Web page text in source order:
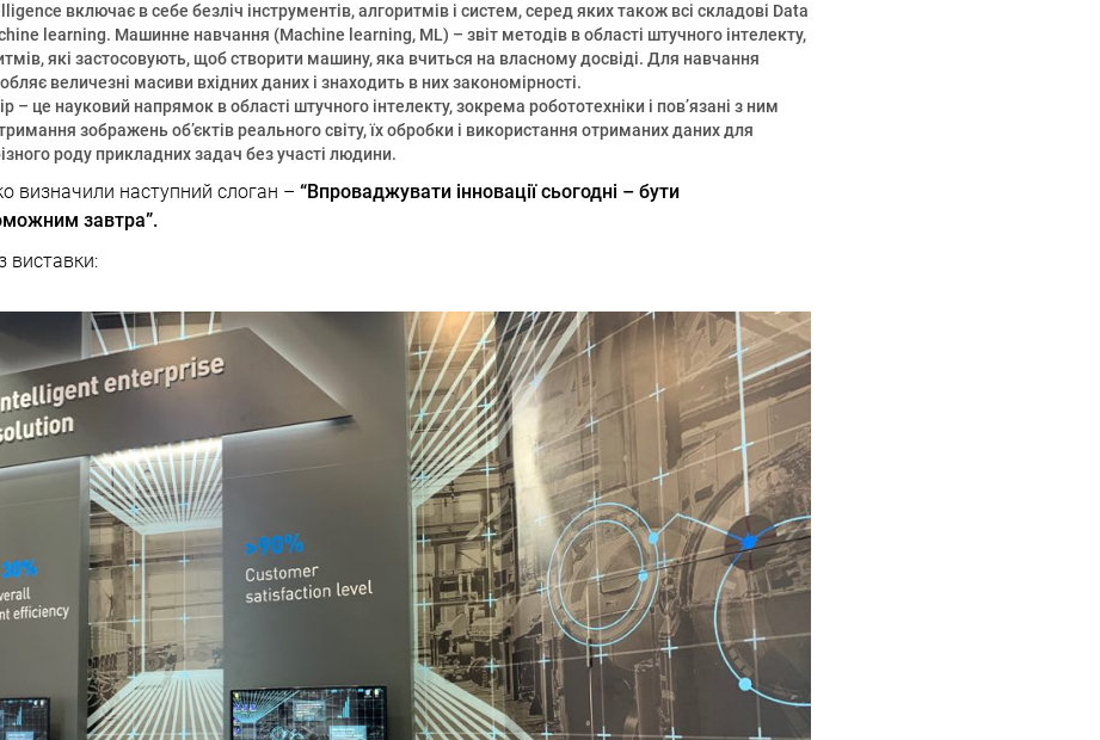
включає в себе безліч інструментів, алгоритмів і систем, серед яких також всі складові Data
learning. Машинне навчання (Machine learning, ML) – звіт методів в області штучного інтелекту,
які застосовують, щоб створити машину, яка вчиться на власному досвіді. Для навчання
величезні масиви вхідних даних і знаходить в них закономірності.
– це науковий напрямок в області штучного інтелекту, зокрема робототехніки і пов’язані з ним
зображень об’єктів реального світу, їх обробки і використання отриманих даних для
роду прикладних задач без участі людини.
визначили наступний слоган – “Впроваджувати інновації сьогодні – бути
завтра”.
виставки: